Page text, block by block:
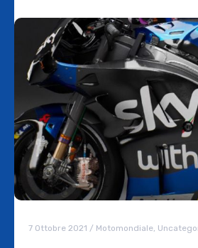
7 Ottobre 2021 / Motomondiale,